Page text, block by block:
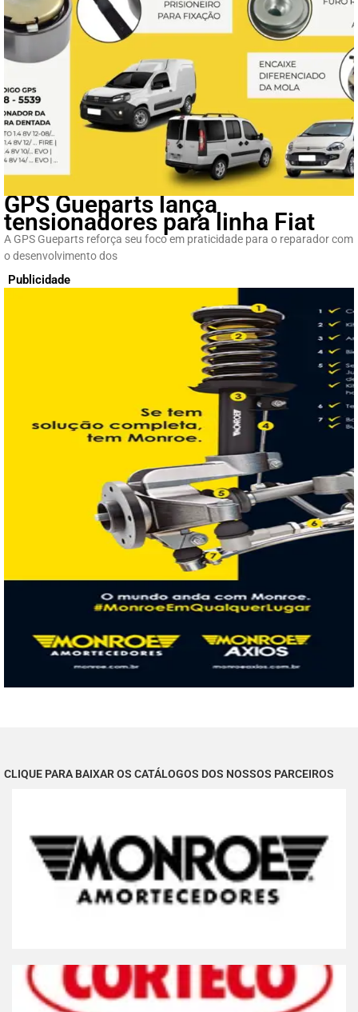
GPS Gueparts lança
tensionadores para linha Fiat
A GPS Gueparts reforça seu foco em praticidade para o reparador com
o desenvolvimento dos
Publicidade
CLIQUE PARA BAIXAR OS CATÁLOGOS DOS NOSSOS PARCEIROS
MONROE AMORTECEDORES
Acesse online, baixe app ou faça download
Clique Aqui